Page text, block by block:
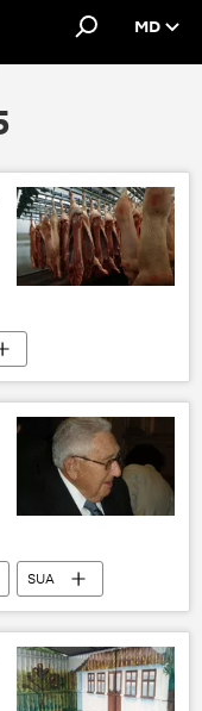
MD
SUA
conflicte